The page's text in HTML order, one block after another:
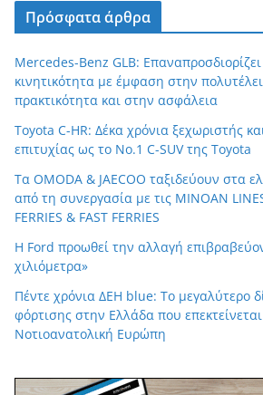
Πρόσφατα άρθρα
Mercedes-Benz GLB: Επαναπροσδιορίζει
κινητικότητα με έμφαση στην
πρακτικότητα και στην ασφάλεια
Toyota C-HR: Δέκα χρόνια ξεχωριστής
επιτυχίας ως το Νο.1 C-SUV της Toyota
Τα OMODA & JAECOO ταξιδεύουν στα
από τη συνεργασία με τις MINOAN
FERRIES & FAST FERRIES
Η Ford προωθεί την αλλαγή
χιλιόμετρα»
Πέντε χρόνια ΔΕΗ blue: Το μεγαλύτερο
φόρτισης στην Ελλάδα που
Νοτιοανατολική Ευρώπη